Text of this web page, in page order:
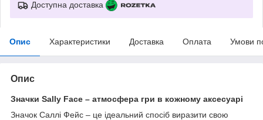
Доступна доставка
Опис Характеристики Доставка Оплата Умови
Опис
Значки Sally Face – атмосфера гри в кожному аксесуарі
Значок Саллі Фейс – це ідеальний спосіб виразити свою